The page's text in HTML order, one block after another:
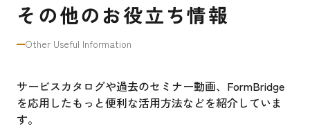
その他のお役立ち情報
Other Useful Information
サービスカタログや過去のセミナー動画、FormBridge
を応用したもっと便利な活用方法などを紹介していま
す。